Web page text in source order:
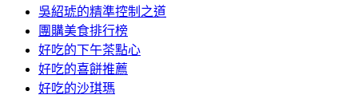
吳紹琥的精準控制之道
團購美食排行榜
好吃的下午茶點心
好吃的喜餅推薦
好吃的沙琪瑪